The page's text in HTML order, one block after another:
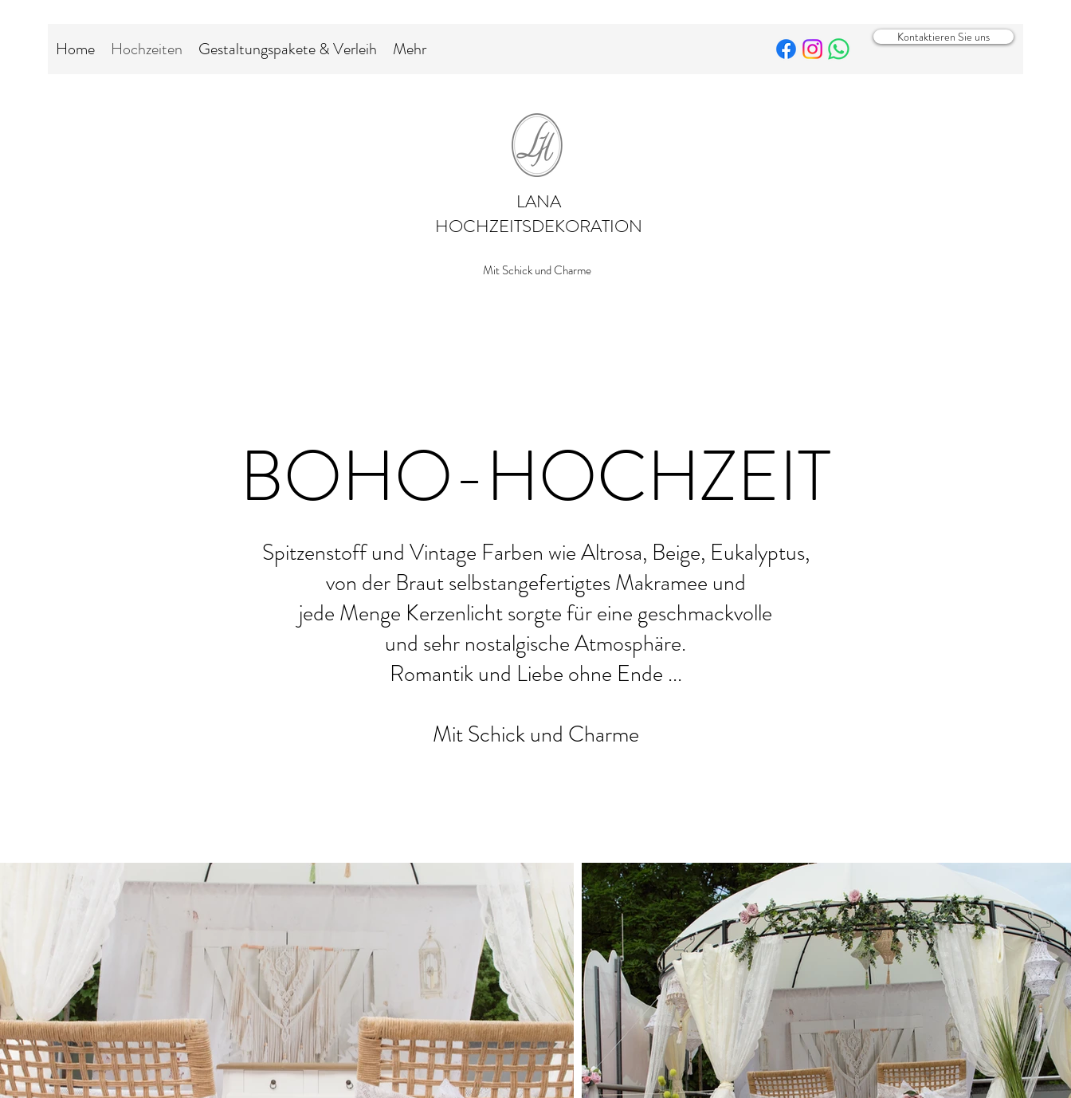
Home Hochzeiten Gestaltungspakete & Verleih Mehr
Kontaktieren Sie uns
LANA
HOCHZEITSDEKORATION
Mit Schick und Charme
BOHO-HOCHZEIT
Spitzenstoff und Vintage Farben wie Altrosa, Beige, Eukalyptus,
von der Braut selbstangefertigtes Makramee und
jede Menge Kerzenlicht sorgte für eine geschmackvolle
und sehr nostalgische Atmosphäre.
Romantik und Liebe ohne Ende ...
Mit Schick und Charme